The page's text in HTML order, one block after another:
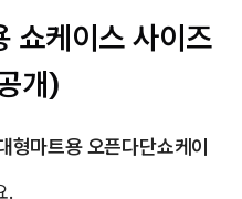
케이스 사이즈
개)
형마트용 오픈다단쇼케이
.